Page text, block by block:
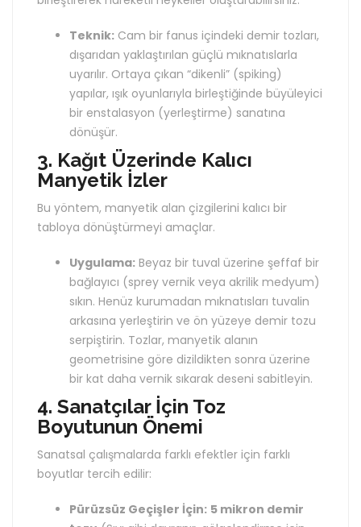
Teknik: Cam bir fanus içindeki demir tozları,
dışarıdan yaklaştırılan güçlü mıknatıslarla
uyarılır. Ortaya çıkan “dikenli” (spiking)
yapılar, ışık oyunlarıyla birleştiğinde büyüleyici
bir enstalasyon (yerleştirme) sanatına
dönüşür.
3. Kağıt Üzerinde Kalıcı
Manyetik İzler
Bu yöntem, manyetik alan çizgilerini kalıcı bir
tabloya dönüştürmeyi amaçlar.
Uygulama: Beyaz bir tuval üzerine şeffaf bir
bağlayıcı (sprey vernik veya akrilik medyum)
sıkın. Henüz kurumadan mıknatısları tuvalin
arkasına yerleştirin ve ön yüzeye demir tozu
serpiştirin. Tozlar, manyetik alanın
geometrisine göre dizildikten sonra üzerine
bir kat daha vernik sıkarak deseni sabitleyin.
4. Sanatçılar İçin Toz
Boyutunun Önemi
Sanatsal çalışmalarda farklı efektler için farklı
boyutlar tercih edilir:
Pürüzsüz Geçişler İçin: 5 mikron demir